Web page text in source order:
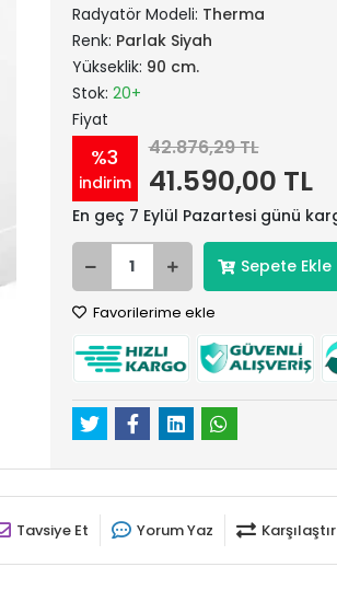
Radyatör Modeli: Therma
Renk: Parlak Siyah
Yükseklik: 90 cm.
Stok: 20+
Fiyat
%3
indirim
42.876,29 TL
41.590,00 TL
En geç 7 Eylül Pazartesi günü
Sepete Ekle
Favorilerime ekle
Tavsiye Et Yorum Yaz Karşılaştır